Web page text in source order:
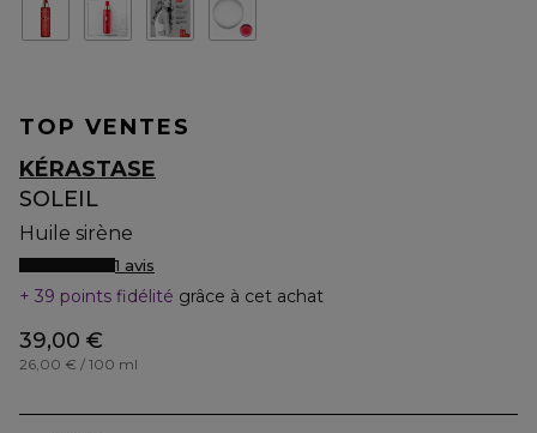
TOP VENTES
KÉRASTASE
SOLEIL
Huile sirène
1 avis
39 points fidélité grâce à cet achat
39,00 €
26,00 € / 100 ml